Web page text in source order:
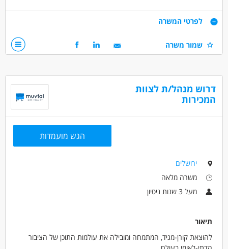
הרחבת היקף פעילות מול לקוחות קיימים ושימורם
אחריות על אזור גיאוגרפי מוגדר
דרישות
דרישות תפקיד :
דרושים בתחום
מכירות - תועמלן/ית
מכירות - מנהל/ת מכירות
לפרטי המשרה
שמור משרה
דרוש מנהל/ת לצוות
המכירות
הגש מועמדות
ירושלים
משרה מלאה
מעל 3 שנות ניסיון
תיאור
להוצאת קורן-מגיד, המתמחה ומובילה את עולמות התוכן של הציבור